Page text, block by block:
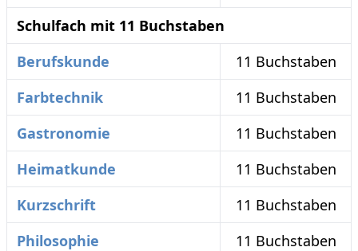
Schulfach mit 11 Buchstaben
Berufskunde
11 Buchstaben
Farbtechnik
11 Buchstaben
Gastronomie
11 Buchstaben
Heimatkunde
11 Buchstaben
Kurzschrift
11 Buchstaben
Philosophie
11 Buchstaben